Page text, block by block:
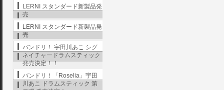
LERNI スタンダード新製品発
売
LERNI スタンダード新製品発
売
バンドリ！ 宇田川あこ シグ
ネイチャードラムスティック
発売決定！！
バンドリ！「Roselia」宇田
川あこ ドラムスティック 第